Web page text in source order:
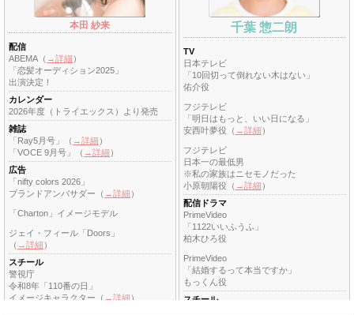
本田 紗来
配信
ABEMA（ →詳細 ）
「恋髪オーディション2025」
出演決定！
カレンダー
2026年度（トライエックス）より発売
雑誌
「Ray5月号」（ →詳細 ）
「VOCE 9月号」（ →詳細 ）
広告
「nifty colors 2026」
ブランドアンバサダー（ →詳細 ）
「Charton」イメージモデル
ジェイ・フィール「Doors」
（ →詳細 ）
スチール
警視庁
令和8年「110番の日」
イメージキャラクター（ →詳細 ）
千葉 惣二朗
TV
日本テレビ
「10回切って倒れない木はない」
佑介役
フジテレビ
「明日はもっと、いい日になる」
安西叶夢役（ →詳細 ）
フジテレビ
日本一の最低男
※私の家族はニセモノだった
小原朝陽役（ →詳細 ）
配信ドラマ
PrimeVideo
「1122いいふうふ」
柏木ひろ役
PrimeVideo
「結婚するって本当ですか」
もっくん役
スチール